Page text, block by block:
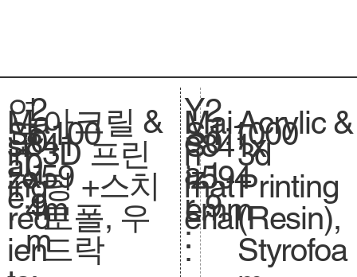
연
도
:
2
0
1
9
Ma
in
ing
red
ien
Sc
al
e.
아크릴 &
3D 프린
팅 +스치
로폴, 우
드락
1:100
0
si
ze
.
841
x59
4m
m
Y
e
a
r
:
Mai
n
mat
erial
:
S
.
S
iz
e.
2
0
1
9
1:1000
841x
594
mm
Acrylic &
3d
Printing
(Resin),
Styrofoa